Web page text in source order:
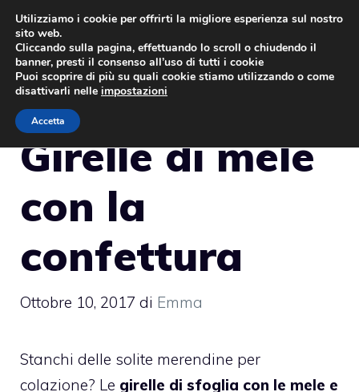
Vai
contenuto
Girelle di mele
con la
confettura
Ottobre 10, 2017 di Emma
Stanchi delle solite merendine per
colazione? Le girelle di sfoglia con le mele e
Utilizziamo i cookie per offrirti la migliore esperienza sul nostro
sito web.
Cliccando sulla pagina, effettuando lo scroll o chiudendo il
banner, presti il consenso all’uso di tutti i cookie
Puoi scoprire di più su quali cookie stiamo utilizzando o come
disattivarli nelle impostazioni
Accetta